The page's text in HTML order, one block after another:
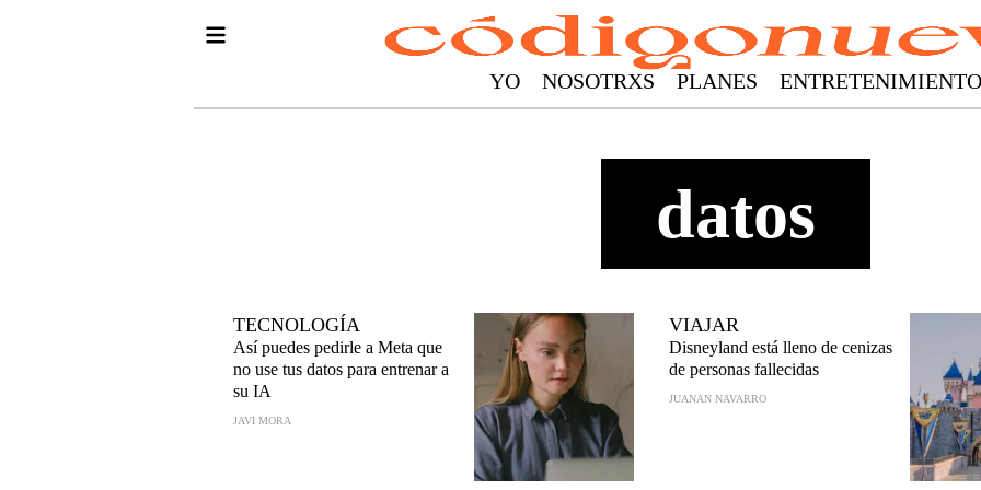
YO NOSOTRXS PLANES ENTRETENIMIENTO
datos
TECNOLOGÍA
Así puedes pedirle a Meta que
no use tus datos para entrenar a
su IA
JAVI MORA
VIAJAR
Disneyland está lleno de cenizas
de personas fallecidas
JUANAN NAVARRO